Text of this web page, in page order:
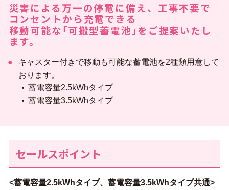
災害による万一の停電に備え、工事不要で
コンセントから充電できる
移動可能な｢可搬型蓄電池｣をご提案いたし
ます。
キャスター付きで移動も可能な蓄電池を2種類用意して
おります。
蓄電容量2.5kWhタイプ
蓄電容量3.5kWhタイプ
セールスポイント
<蓄電容量2.5kWhタイプ、蓄電容量3.5kWhタイプ共通>